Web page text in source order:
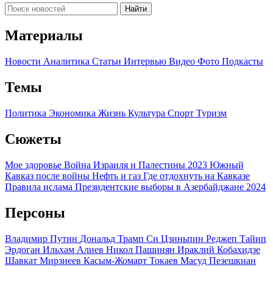
Найти
Материалы
Новости Аналитика Статьи Интервью Видео Фото Подкасты
Темы
Политика Экономика Жизнь Культура Спорт Туризм
Сюжеты
Мое здоровье Война Израиля и Палестины 2023 Южный
Кавказ после войны Нефть и газ Где отдохнуть на Кавказе
Правила ислама Президентские выборы в Азербайджане 2024
Персоны
Владимир Путин Дональд Трамп Си Цзиньпин Реджеп Тайип
Эрдоган Ильхам Алиев Никол Пашинян Ираклий Кобахидзе
Шавкат Мирзиеев Касым-Жомарт Токаев Масуд Пезешкиан